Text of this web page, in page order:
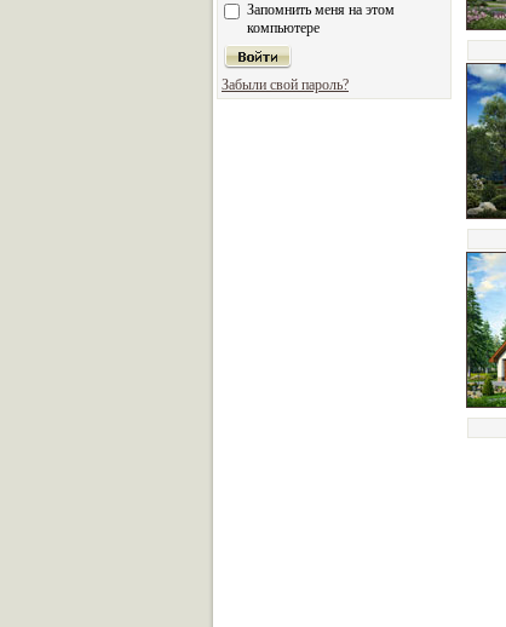
Запомнить меня на этом
компьютере
Забыли свой пароль?